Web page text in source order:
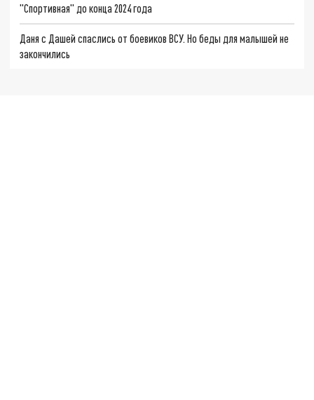
"Спортивная" до конца 2024 года
Даня с Дашей спаслись от боевиков ВСУ. Но беды для малышей не
закончились